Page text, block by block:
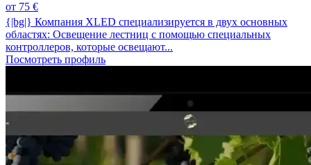
от 75 €
{|bg|} Компания XLED специализируется в двух основных
областях: Освещение лестниц с помощью специальных
контроллеров, которые освещают...
Посмотреть профиль